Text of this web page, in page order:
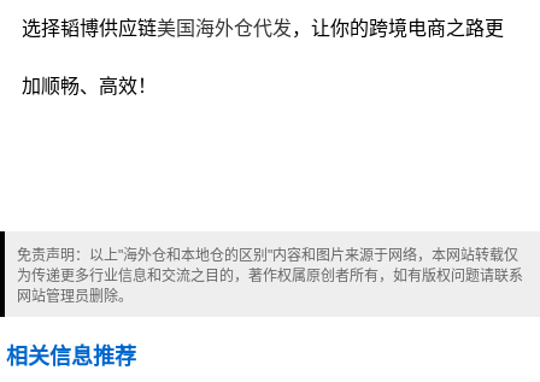
选择韬博供应链美国海外仓代发，让你的跨境电商之路更
加顺畅、高效！
免责声明：以上"海外仓和本地仓的区别"内容和图片来源于网络，本网站转载仅
为传递更多行业信息和交流之目的，著作权属原创者所有，如有版权问题请联系
网站管理员删除。
相关信息推荐